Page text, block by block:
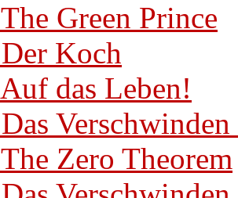
The Green Prince
Der Koch
Auf das Leben!
Das
The Zero Theorem